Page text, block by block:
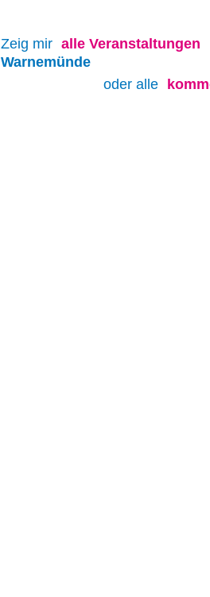
Zeig mir alle Veranstaltungen
Warnemünde
oder alle